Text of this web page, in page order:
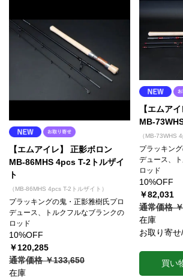
【エムアイレ】 正影ボロン
MB-86MHS 4pcs T-2トルザイ
ト
（MB-86MHS 4pcs T-2トルザイト）
プラッキングの鬼・正影雅樹氏プロ
デュース、トルクフルなブランクの
ロッド
10%OFF
￥120,285
通常価格 ￥133,650
在庫
【エムア
MB-
（MB-73WHS
プラッキン
デュース、
ロッド
10%OFF
￥82,031
通常価格
在庫
お取り寄
買い